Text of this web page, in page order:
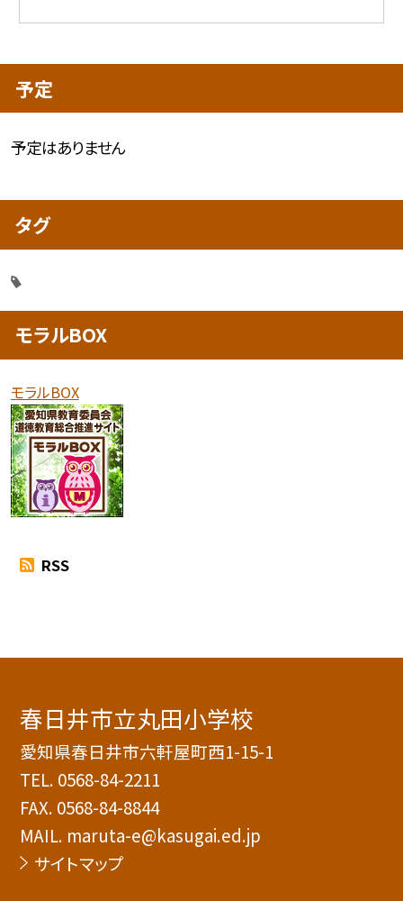
予定
予定はありません
タグ
モラルBOX
モラルBOX
RSS
春日井市立丸田小学校
愛知県春日井市六軒屋町西1-15-1
TEL. 0568-84-2211
FAX. 0568-84-8844
MAIL. maruta-e@kasugai.ed.jp
サイトマップ